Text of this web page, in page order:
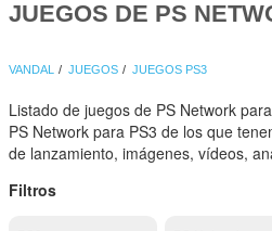
JUEGOS DE PS
VANDAL JUEGOS JUEGOS PS3
Listado de juegos de PS Network
PS Network para PS3 de los que
de lanzamiento, imágenes, vídeos,
Filtros